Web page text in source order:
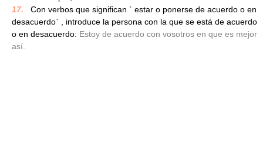
17.
Con verbos que significan ` estar o ponerse de acuerdo o en
desacuerdo` , introduce la persona con la que se está de acuerdo
o en desacuerdo: Estoy de acuerdo con vosotros en que es mejor
así.